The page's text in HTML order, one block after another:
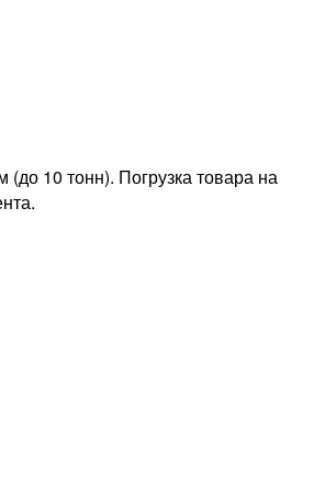
10 тонн). Погрузка товара на